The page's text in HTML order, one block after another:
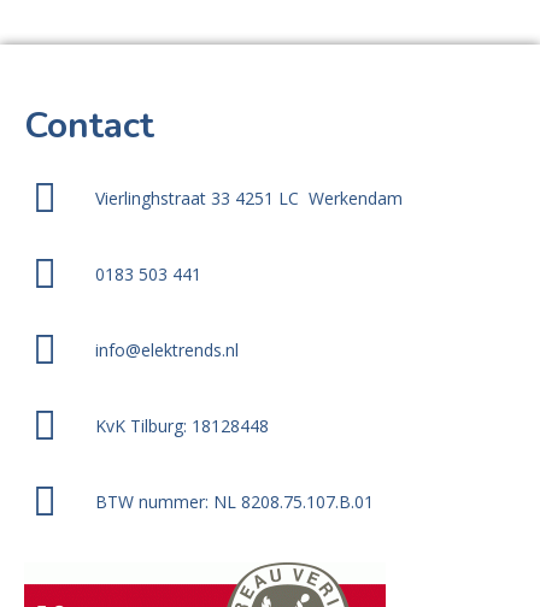
Contact
Vierlinghstraat 33 4251 LC Werkendam
0183 503 441
info@elektrends.nl
KvK Tilburg: 18128448
BTW nummer: NL 8208.75.107.B.01